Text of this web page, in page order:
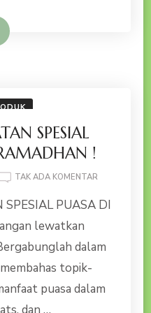
SPESIAL
!
TAK ADA KOMENTAR
KESEHATAN
DIBULAN
PUASA DI
lewatkan
dalam
topik-
puasa dalam